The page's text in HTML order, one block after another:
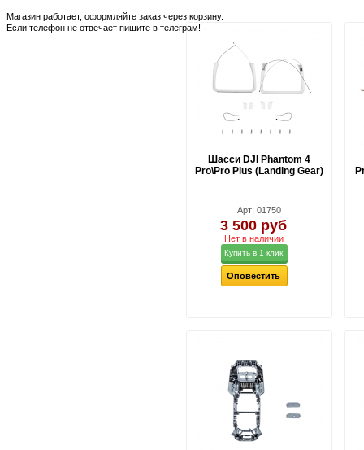
Магазин работает, оформляйте заказ через корзину.
Если телефон не отвечает пишите в телеграм!
Шасси DJI Phantom 4
Pro\Pro Plus (Landing Gear)
Арт: 01750
3 500 руб
Нет в наличии
Купить в 1 клик
Оповестить